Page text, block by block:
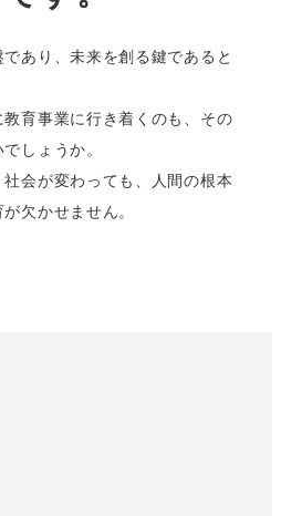
あり、未来を創る鍵であると
育事業に行き着くのも、その
しょうか。
会が変わっても、人間の根本
欠かせません。